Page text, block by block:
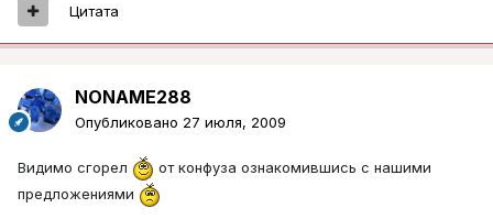
Цитата
NONAME288
Опубликовано 27 июля, 2009
Видимо сгорел
от конфуза ознакомившись с нашими
предложениями